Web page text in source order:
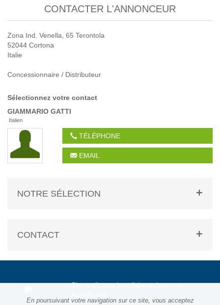
En poursuivant votre navigation sur ce site, vous acceptez
CONTACTER L'ANNONCEUR
Zona Ind. Venella, 65 Terontola
52044 Cortona
Italie
Concessionnaire / Distributeur
Sélectionnez votre contact
GIAMMARIO GATTI
Italien
TÉLÉPHONE
EMAIL
NOTRE SÉLECTION
CONTACT
Sito realizzato in collaborazione con